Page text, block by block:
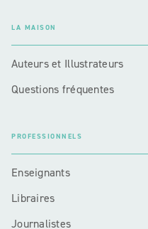
LA MAISON
Auteurs et Illustrateurs
Questions fréquentes
PROFESSIONNELS
Enseignants
Libraires
Journalistes